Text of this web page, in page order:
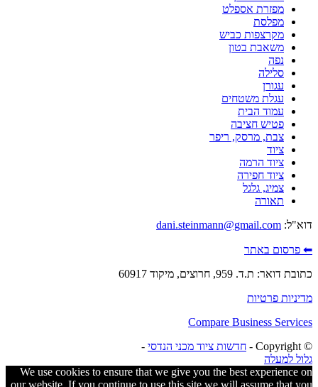
מפזרת אספלט
מפלסת
מקרצפות כביש
משאבת בטון
נפה
סלילה
עגורן
עגלת משטחים
עמוד הבית
פטיש חציבה
צבת, מרסק, ריפר
ציוד
ציוד הרמה
ציוד חפירה
צמיג, גלגל
תאורה
דוא"ל: dani.steinmann@gmail.com
⬅ פרסום באתר
כתובת דואר: ת.ד. 959, חרוצים, מיקוד 60917
מדיניות פרטיות
Compare Business Services
© ‫Copyright -
חדשות ציוד מכני הנדסי -
גלול למעלה
We use cookies to ensure that we give you the best experience on
our website. If you continue to use this site we will assume that you